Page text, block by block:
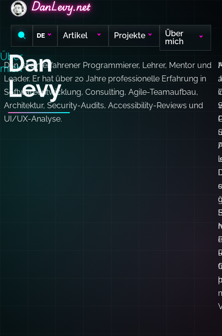
DanLevy.net
DanLevy.net
DanLevy.net
DE Artikel Projekte
Über
mich
Über
mich
Dan
Levy
Dan ist ein erfahrener Programmierer, Lehrer, Mentor und
Leader. Er hat über 20 Jahre professionelle Erfahrung in
Softwareentwicklung, Consulting, Agile-Teamaufbau,
Architektur, Security-Audits, Accessibility-Reviews und
UI/UX-Analyse.